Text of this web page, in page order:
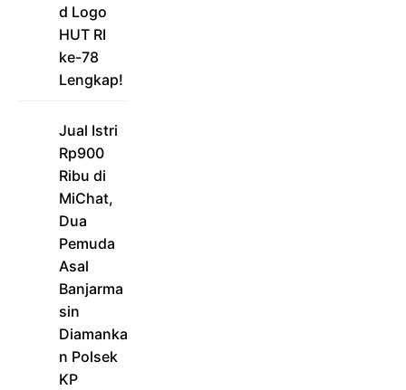
d Logo
HUT RI
ke-78
Lengkap!
Jual Istri
Rp900
Ribu di
MiChat,
Dua
Pemuda
Asal
Banjarma
sin
Diamanka
n Polsek
KP